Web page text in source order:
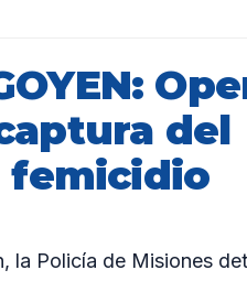
del
femicidio
la Policía de Misiones